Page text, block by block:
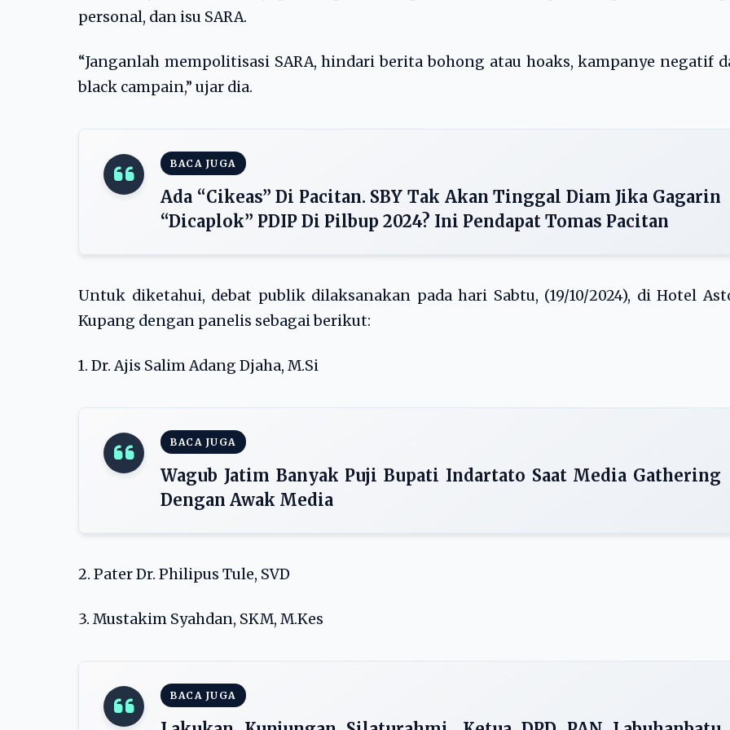
personal, dan isu SARA.
“Janganlah mempolitisasi SARA, hindari berita bohong atau hoaks, kampanye negatif
black campain,” ujar dia.
BACA JUGA
Ada “Cikeas” Di Pacitan. SBY Tak Akan Tinggal Diam Jika Gagarin
“Dicaplok” PDIP Di Pilbup 2024? Ini Pendapat Tomas Pacitan
Untuk diketahui, debat publik dilaksanakan pada hari Sabtu, (19/10/2024), di Hotel
Kupang dengan panelis sebagai berikut:
1. Dr. Ajis Salim Adang Djaha, M.Si
BACA JUGA
Wagub Jatim Banyak Puji Bupati Indartato Saat Media Gathering
Dengan Awak Media
2. Pater Dr. Philipus Tule, SVD
3. Mustakim Syahdan, SKM, M.Kes
BACA JUGA